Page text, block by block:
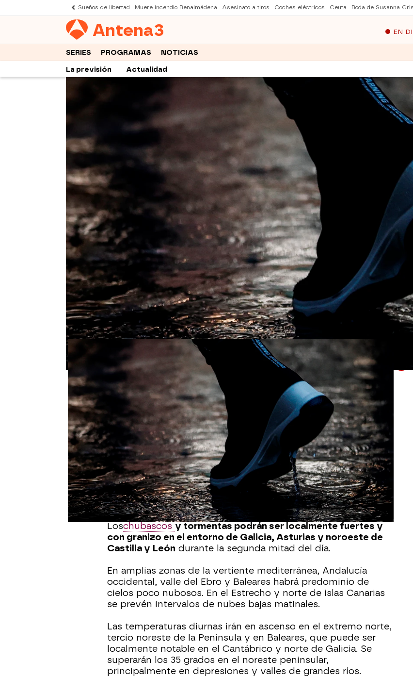
Sueños de libertad Muere incendio Benalmádena Asesinato a tiros Coches eléctricos Ceuta Boda de Susanna
Antena3 EN
SERIES PROGRAMAS NOTICIAS
La previsión Actualidad
Antena 3 » Programas » Tu Tiempo » La previsión
AEMET
Temperaturas al alza en toda España y tormentas en el
noroeste peninsular
Las altas temperaturas marcarán la jornada de este domingo especialmente en el noreste
de la península donde van a superar los 35 grados.
Antena 3 Noticias
Madrid
Publicado: 13 de junio de 2021, 10:44
Whatsapp
Facebook
Agencia Estatal de Meteorología (Aemet)prevé
chubascos y tormentas localmente fuertes en el entorno de
Galicia, Asturias y noroeste de Castilla y León. Las
temperaturas serán significativamente altas en zonas del
noreste de la Península.
El cielo estará nuboso o con intervalos nubosos y con
nubosidad de evolución diurna en gran parte de la Península
esperándose chubascos y tormentas ocasionales, que serán
más frecuentes e intensos en zonas montañosas.
Loschubascos y tormentas podrán ser localmente fuertes y
con granizo en el entorno de Galicia, Asturias y noroeste de
Castilla y León durante la segunda mitad del día.
En amplias zonas de la vertiente mediterránea, Andalucía
occidental, valle del Ebro y Baleares habrá predominio de
cielos poco nubosos. En el Estrecho y norte de islas Canarias
se prevén intervalos de nubes bajas matinales.
Las temperaturas diurnas irán en ascenso en el extremo norte,
tercio noreste de la Península y en Baleares, que puede ser
localmente notable en el Cantábrico y norte de Galicia. Se
superarán los 35 grados en el noreste peninsular,
principalmente en depresiones y valles de grandes ríos.